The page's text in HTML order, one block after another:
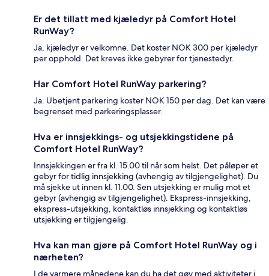
Er det tillatt med kjæledyr på Comfort Hotel
RunWay?
Ja, kjæledyr er velkomne. Det koster NOK 300 per kjæledyr
per opphold. Det kreves ikke gebyrer for tjenestedyr.
Har Comfort Hotel RunWay parkering?
Ja. Ubetjent parkering koster NOK 150 per dag. Det kan være
begrenset med parkeringsplasser.
Hva er innsjekkings- og utsjekkingstidene på
Comfort Hotel RunWay?
Innsjekkingen er fra kl. 15.00 til når som helst. Det påløper et
gebyr for tidlig innsjekking (avhengig av tilgjengelighet). Du
må sjekke ut innen kl. 11.00. Sen utsjekking er mulig mot et
gebyr (avhengig av tilgjengelighet). Ekspress-innsjekking,
ekspress-utsjekking, kontaktløs innsjekking og kontaktløs
utsjekking er tilgjengelig.
Hva kan man gjøre på Comfort Hotel RunWay og i
nærheten?
I de varmere månedene kan du ha det gøy med aktiviteter i